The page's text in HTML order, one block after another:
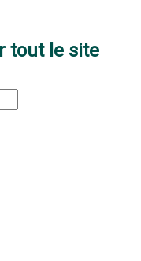
tout le site